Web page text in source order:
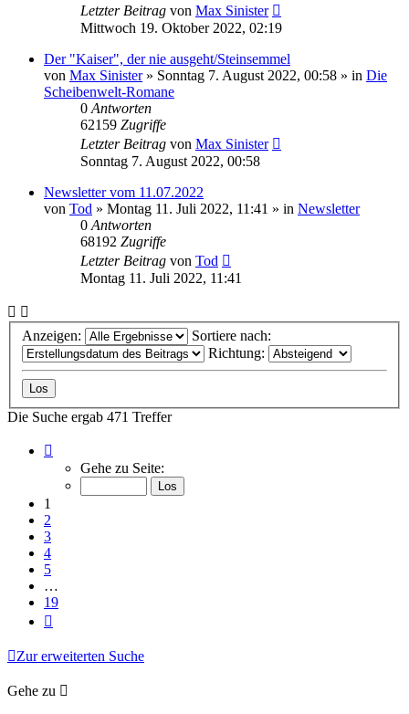
Letzter Beitrag von Max Sinister
Mittwoch 19. Oktober 2022, 02:19
Der "Kaiser", der nie ausgeht/Steinsemmel
von Max Sinister» Sonntag 7. August 2022, 00:58 » in Die
Scheibenwelt-Romane
0 Antworten
62159 Zugriffe
Letzter Beitrag von Max Sinister
Sonntag 7. August 2022, 00:58
Newsletter vom 11.07.2022
von Tod » Montag 11. Juli 2022, 11:41 » in Newsletter
0 Antworten
68192 Zugriffe
Letzter Beitrag von Tod
Montag 11. Juli 2022, 11:41
Anzeigen:
Sortiere nach:
Richtung:
Die Suche ergab 471 Treffer
von
Gehe zu Seite:
1
2
3
4
5
…
19
Zur erweiterten Suche
Gehe zu